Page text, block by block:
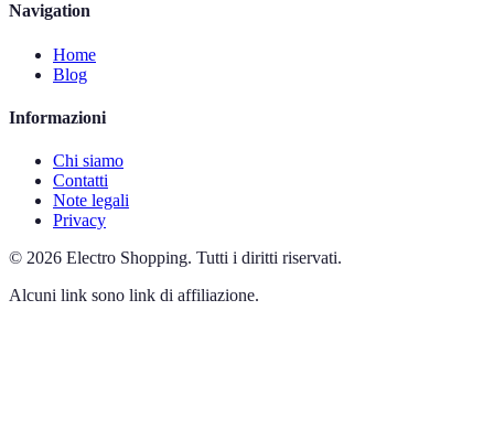
Navigation
Home
Blog
Informazioni
Chi siamo
Contatti
Note legali
Privacy
© 2026 Electro Shopping. Tutti i diritti riservati.
Alcuni link sono link di affiliazione.